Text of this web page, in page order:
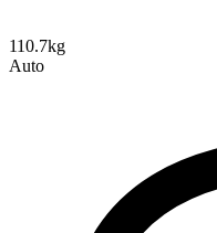
110.7kg
Auto